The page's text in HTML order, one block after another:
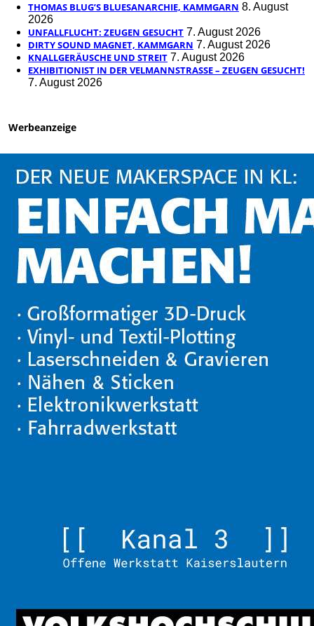
THOMAS BLUG’S BLUESANARCHIE, KAMMGARN 8. August
2026
UNFALLFLUCHT: ZEUGEN GESUCHT 7. August 2026
DIRTY SOUND MAGNET, KAMMGARN 7. August 2026
KNALLGERÄUSCHE UND STREIT 7. August 2026
EXHIBITIONIST IN DER VELMANNSTRASSE – ZEUGEN GESUCHT!
7. August 2026
Werbeanzeige